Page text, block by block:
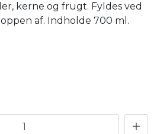
kerne og frugt. Fyldes ved
af. Indholde 700 ml.